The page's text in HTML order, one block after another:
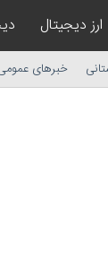
ارز دیجیتال
خبرهای